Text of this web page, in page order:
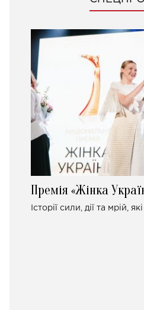
Премія «Жінка
Історії сили, дії та мрій,